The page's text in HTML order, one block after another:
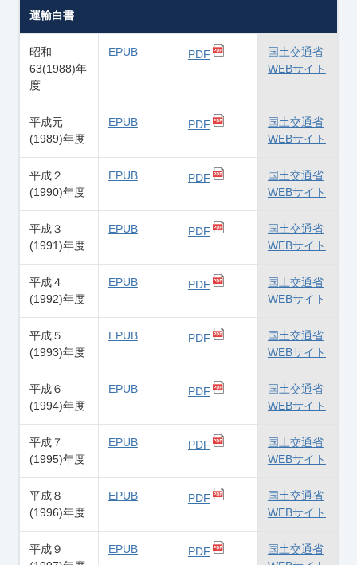
運輸白書
昭和
63(1988)年
度
EPUB PDF
国土交通省
WEBサイト
平成元
(1989)年度
EPUB PDF
国土交通省
WEBサイト
平成２
(1990)年度
EPUB PDF
国土交通省
WEBサイト
平成３
(1991)年度
EPUB PDF
国土交通省
WEBサイト
平成４
(1992)年度
EPUB PDF
国土交通省
WEBサイト
平成５
(1993)年度
EPUB PDF
国土交通省
WEBサイト
平成６
(1994)年度
EPUB PDF
国土交通省
WEBサイト
平成７
(1995)年度
EPUB PDF
国土交通省
WEBサイト
平成８
(1996)年度
EPUB PDF
国土交通省
WEBサイト
平成９
EPUB PDF
国土交通省